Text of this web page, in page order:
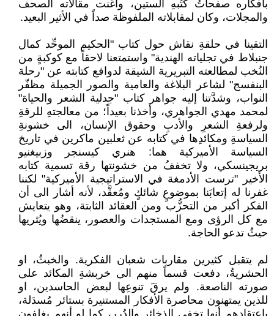
بأفكاره صفحاتُ كتُبهِ الستين، وأغنت مقالاته الصحف
والمجلات، وكان لمقابلاته الملفوظة صداً في الأثير البعيد.
التقينا في حلقةِ نقاش حول كتاب "الحكيم الموحِّد كمال
جنبلاط في تجلياته الهندية" واستمتعنا لاحقاً مع كوكبةٍ من
النُخب لمطالعته التبريرية الشيقة لدوافع كتابته عن "رحلة
البنفسج" لشاعر البلاغة والعامية والصور الجميلة مظفّر
النواب، وشدَّتنا إليه جواهر كتاب "جدلية الشعر والحياة"
لمحمد مهدي الجواهري، وأخذنا بعيداً؛ من معالجتهِ للرقةِ
ولرفعةِ الشعرِ والأدبِ وحقوق الإنسان، الى خشونةِ
السياسةِ ومكائدِها في كتابه عن ثعلبين ماكرين في تاريخ
السياسة الأميركية هما: هنري كيسنجر وزبيغنيو
بريجينسكي، ولا تخففُ من خشونتها رقة تسمية كتابه
الأخير "ترست الأدمغة في الاستراتيجية الأميركية" لكننا
غفرنا له إتعابَنا بموضوعٍ شائكٍ ومُعقَّد، لأنه أشار الى أن
الفكر أكبر من التحزُّب ومن العقائد الثابتة، وهو يتعايش
مع كل الرؤى ومع المستجدات والعصور، ينقضُها ويُثريها
حيثُ تدعو الحاجة.
لم يتقبل كثيرين مقاربات شعبان الفكرية. والخبثُ، او
الحشريةُ، دفعت قسماً منهم الى خربشةِ المكائد على
صورته الناصعة. ولم يرقَ تنوعِها لبعض الحاسدين، او
للذين يمتهنون محاصرة الأفكار المستنيرة بستائر مُسدَلة،